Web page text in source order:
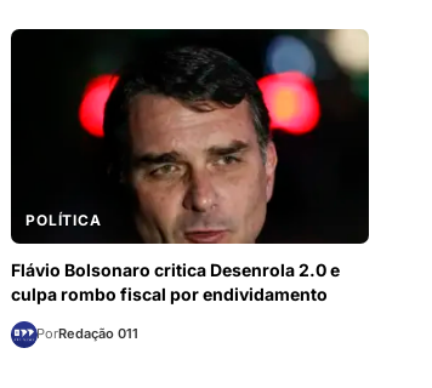
POLÍTICA
Flávio Bolsonaro critica Desenrola 2.0 e
culpa rombo fiscal por endividamento
PorRedação 011